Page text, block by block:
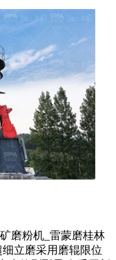
磨粉机_雷蒙磨桂林
细立磨采用磨辊限位